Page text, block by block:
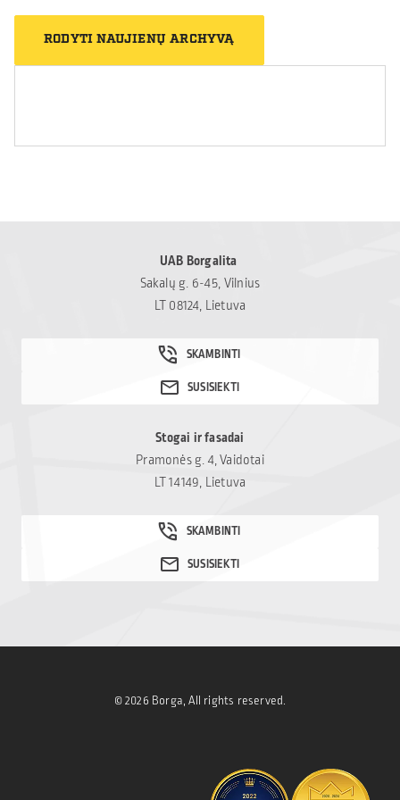
susiduria su nerimu,
pagalbą tiems, kam jos
labiausiai reikia. Šiais
metais skyrėme paramą
prisidėti ir kitus – net ir
tapti reikšminga
pagalba sudėtingu
laikotarpiu
Mamų unija.
RODYTI NAUJIENŲ ARCHYVĄ
UAB Borgalita
Sakalų g. 6-45, Vilnius
LT 08124, Lietuva
Stogai ir fasadai
Pramonės g. 4, Vaidotai
LT 14149, Lietuva
© 2026 Borga, All rights reserved.